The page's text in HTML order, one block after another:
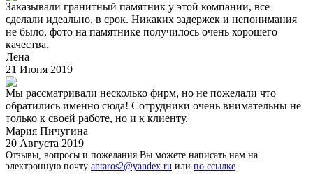
Заказывали гранитный памятник у этой компании, все
сделали идеально, в срок. Никаких задержек и непонимания
не было, фото на памятнике получилось очень хорошего
качества.
Лена
21 Июня 2019
Мы рассматривали несколько фирм, но не пожелали что
обратились именно сюда! Сотрудники очень внимательны не
только к своей работе, но и к клиенту.
Мария Пичугина
20 Августа 2019
Отзывы, вопросы и пожелания Вы можете написать нам на
электронную почту antaros2@yandex.ru или по ссылке